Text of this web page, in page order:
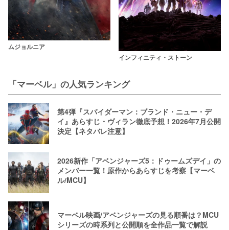
ムジョルニア
インフィニティ・ストーン
「マーベル」の人気ランキング
第4弾『スパイダーマン：ブランド・ニュー・デ
イ』あらすじ・ヴィラン徹底予想！2026年7月公開
決定【ネタバレ注意】
2026新作「アベンジャーズ5：ドゥームズデイ」の
メンバー一覧！原作からあらすじを考察【マーベ
ル/MCU】
マーベル映画/アベンジャーズの見る順番は？MCU
シリーズの時系列と公開順を全作品一覧で解説